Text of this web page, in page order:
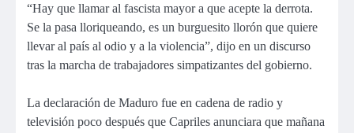
“Hay que llamar al fascista mayor a que acepte la derrota.
Se la pasa lloriqueando, es un burguesito llorón que quiere
llevar al país al odio y a la violencia”, dijo en un discurso
tras la marcha de trabajadores simpatizantes del gobierno.
La declaración de Maduro fue en cadena de radio y
televisión poco después que Capriles anunciara que mañana